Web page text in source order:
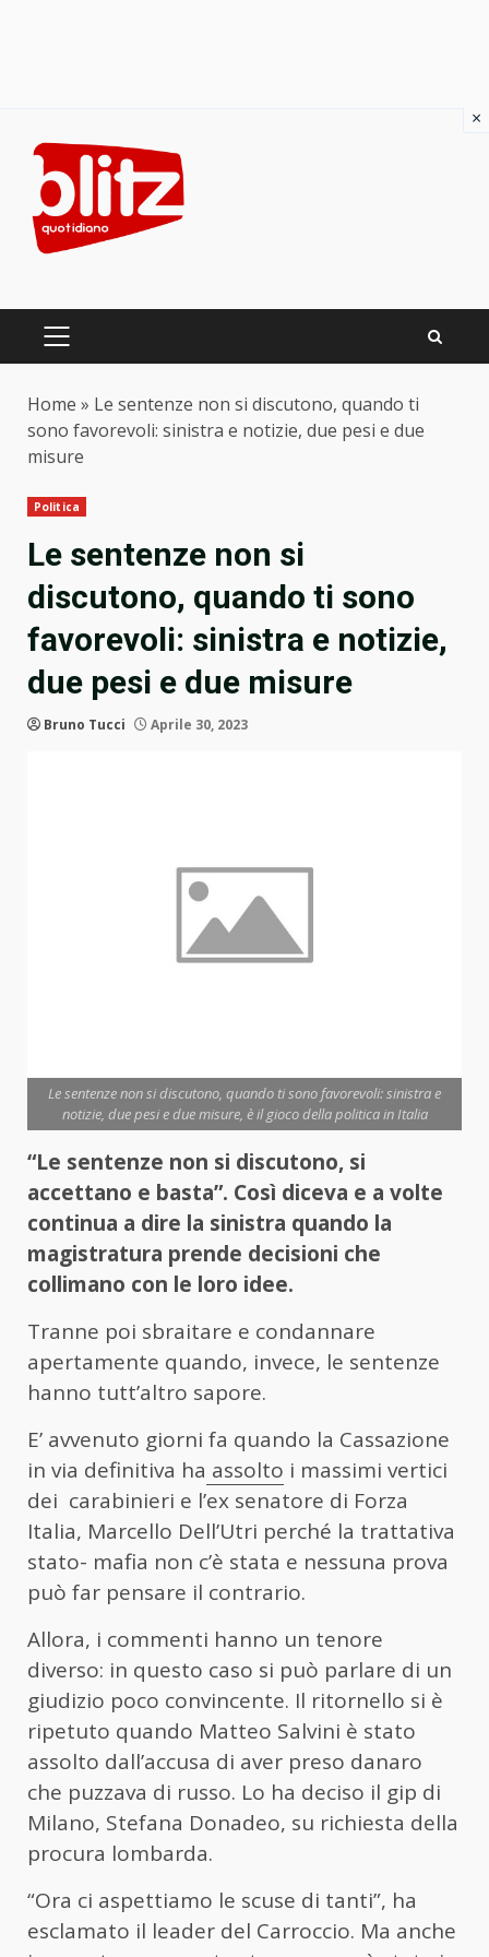
content
PRIMARY
Home » Le sentenze non si discutono, quando ti
sono favorevoli: sinistra e notizie, due pesi e due
misure
Politica
Le sentenze non si
discutono, quando ti sono
favorevoli: sinistra e notizie,
due pesi e due misure
Bruno Tucci Aprile 30, 2023
Le sentenze non si discutono, quando ti sono favorevoli: sinistra e
notizie, due pesi e due misure, è il gioco della politica in Italia
“Le sentenze non si discutono, si
accettano e basta”. Così diceva e a volte
continua a dire la sinistra quando la
magistratura prende decisioni che
collimano con le loro idee.
Tranne poi sbraitare e condannare
apertamente quando, invece, le sentenze
hanno tutt’altro sapore.
E’ avvenuto giorni fa quando la Cassazione
in via definitiva ha assolto i massimi vertici
dei carabinieri e l’ex senatore di Forza
Italia, Marcello Dell’Utri perché la trattativa
stato- mafia non c’è stata e nessuna prova
può far pensare il contrario.
Allora, i commenti hanno un tenore
diverso: in questo caso si può parlare di un
giudizio poco convincente. Il ritornello si è
ripetuto quando Matteo Salvini è stato
assolto dall’accusa di aver preso danaro
che puzzava di russo. Lo ha deciso il gip di
Milano, Stefana Donadeo, su richiesta della
procura lombarda.
“Ora ci aspettiamo le scuse di tanti”, ha
esclamato il leader del Carroccio. Ma anche
×